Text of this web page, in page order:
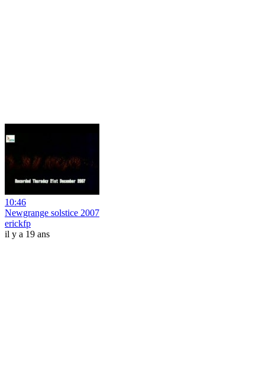
10:46
Newgrange solstice 2007
erickfp
il y a 19 ans